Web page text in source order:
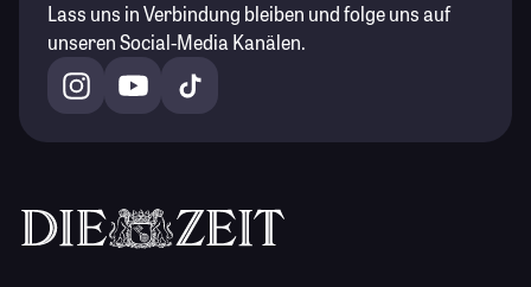
Lass uns in Verbindung bleiben und folge uns auf
unseren Social-Media Kanälen.